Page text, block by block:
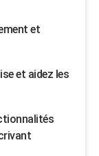
et
et aidez les